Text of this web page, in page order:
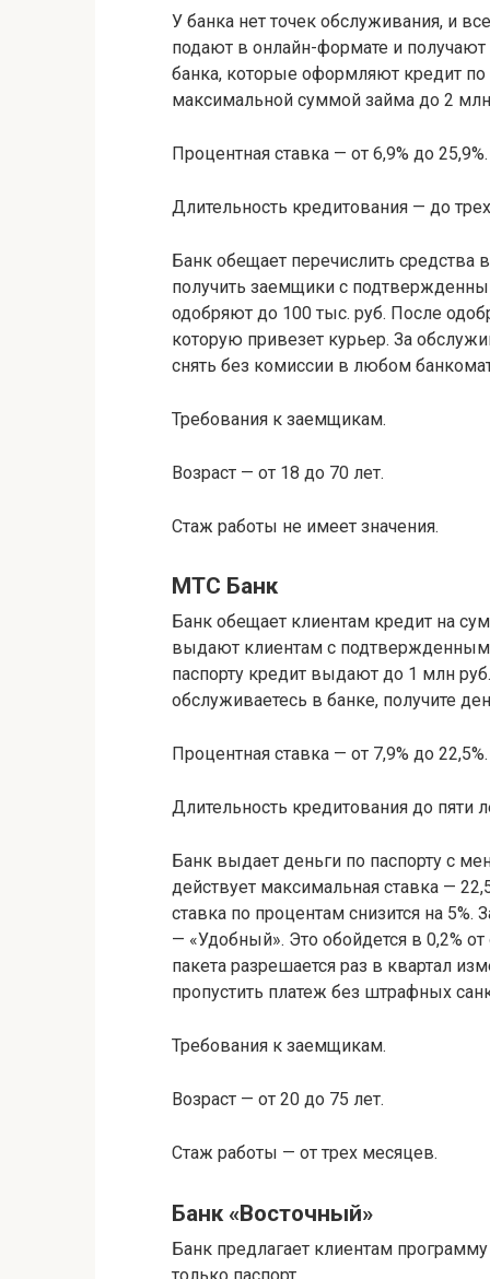
У банка нет точек обслуживания, и
подают в онлайн-формате и
банка, которые оформляют кредит по
максимальной суммой займа до 2
Процентная ставка — от 6,9% до 25,9%.
Длительность кредитования — до
Банк обещает перечислить
получить заемщики с
одобряют до 100 тыс. руб. После
которую привезет курьер. За
снять без комиссии в любом
Требования к заемщикам.
Возраст — от 18 до 70 лет.
Стаж работы не имеет значения.
МТС Банк
Банк обещает клиентам кредит на
выдают клиентам с
паспорту кредит выдают до 1 млн
обслуживаетесь в банке, получите
Процентная ставка — от 7,9% до 22,5%.
Длительность кредитования до пяти
Банк выдает деньги по паспорту с
действует максимальная ставка —
ставка по процентам снизится на
— «Удобный». Это обойдется в 0,2%
пакета разрешается раз в квартал
пропустить платеж без штрафных
Требования к заемщикам.
Возраст — от 20 до 75 лет.
Стаж работы — от трех месяцев.
Банк «Восточный»
Банк предлагает клиентам